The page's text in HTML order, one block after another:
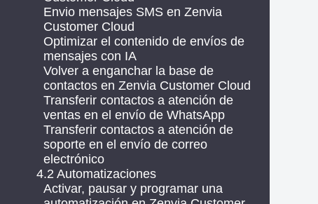
Envio mensajes SMS en Zenvia
Customer Cloud
Optimizar el contenido de envíos de
mensajes con IA
Volver a enganchar la base de
contactos en Zenvia Customer Cloud
Transferir contactos a atención de
ventas en el envío de WhatsApp
Transferir contactos a atención de
soporte en el envío de correo
electrónico
4.2 Automatizaciones
Activar, pausar y programar una